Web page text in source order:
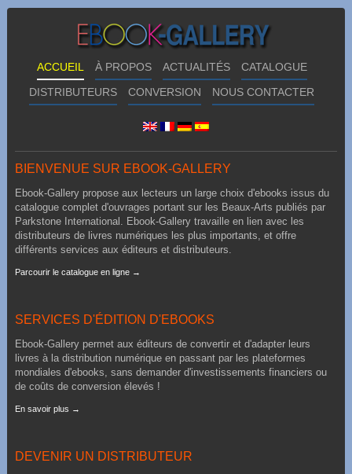
ACCUEIL À PROPOS ACTUALITÉS
CATALOGUE
DISTRIBUTEURS
CONVERSION NOUS CONTACTER
BIENVENUE SUR EBOOK-GALLERY
Ebook-Gallery propose aux lecteurs un large choix d'ebooks issus du
catalogue complet d'ouvrages portant sur les Beaux-Arts publiés par
Parkstone International. Ebook-Gallery travaille en lien avec les
distributeurs de livres numériques les plus importants, et offre
différents services aux éditeurs et distributeurs.
Parcourir le catalogue en ligne →
SERVICES D'ÉDITION D'EBOOKS
Ebook-Gallery permet aux éditeurs de convertir et d'adapter leurs
livres à la distribution numérique en passant par les plateformes
mondiales d'ebooks, sans demander d'investissements financiers ou
de coûts de conversion élevés !
En savoir plus →
DEVENIR UN DISTRIBUTEUR